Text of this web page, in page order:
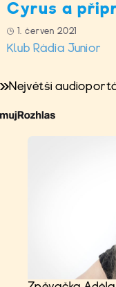
Cyrus a
1. červen 2021
Klub Rádia Junior
Největší